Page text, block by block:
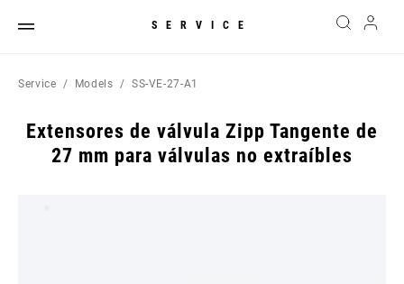
SERVICE
Service Models SS-VE-27-A1
Extensores de válvula Zipp Tangente de
27 mm para válvulas no extraíbles